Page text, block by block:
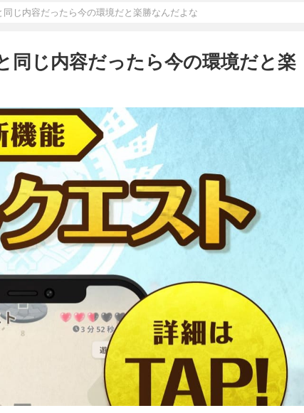
同じ内容だったら今の環境だと楽勝なんだよな
同じ内容だったら今の環境だと楽